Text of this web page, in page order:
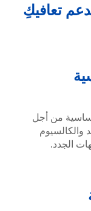
تعافيكِ
من أجل
والكالسيوم
الجدد.